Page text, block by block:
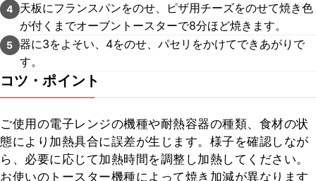
4
天板にフランスパンをのせ、ピザ用チーズをのせて焼き色
が付くまでオーブントースターで8分ほど焼きます。
5 器に3をよそい、4をのせ、パセリをかけてできあがりで
す。
コツ・ポイント
ご使用の電子レンジの機種や耐熱容器の種類、食材の状
態により加熱具合に誤差が生じます。様子を確認しなが
ら、必要に応じて加熱時間を調整し加熱してください。
お使いのトースター機種によって焼き加減が異なります